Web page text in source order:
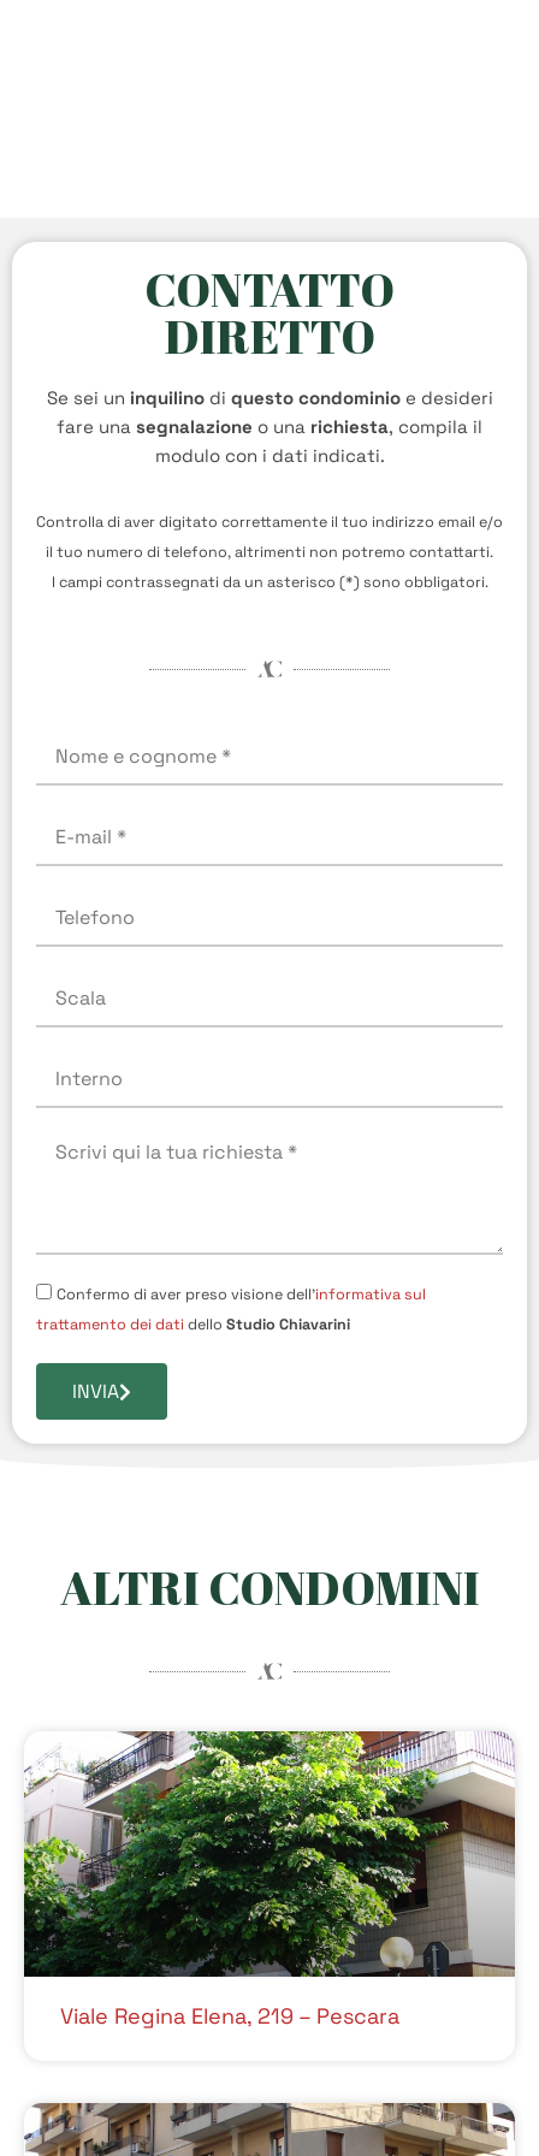
CONTATTO
DIRETTO
Se sei un inquilinodi questo condominioe desideri
fare una segnalazione o una richiesta, compila il
modulo con i dati indicati.
Controlla di aver digitato correttamente il tuo indirizzo email e/o
il tuo numero di telefono, altrimenti non potremo contattarti.
I campi contrassegnati da un asterisco (*) sono obbligatori.
Confermo di aver preso visione dell'informativa sul
trattamento dei datidello Studio Chiavarini
INVIA
ALTRI CONDOMINI
Viale Regina Elena, 219 – Pescara